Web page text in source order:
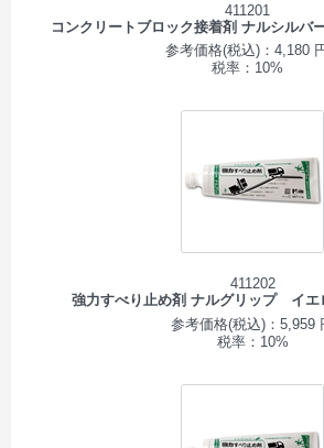
411201
コンクリートブロック接着剤 ナルシルバ
参考価格(税込)：4,180
税率：10%
411202
強力すべり止め剤 ナルグリップ イエ
参考価格(税込)：5,959
税率：10%